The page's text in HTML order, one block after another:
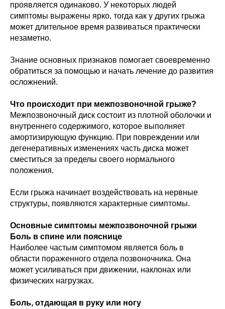
проявляется одинаково. У некоторых людей
симптомы выражены ярко, тогда как у других грыжа
может длительное время развиваться практически
незаметно.
Знание основных признаков помогает своевременно
обратиться за помощью и начать лечение до развития
осложнений.
Что происходит при межпозвоночной грыже?
Межпозвоночный диск состоит из плотной оболочки и
внутреннего содержимого, которое выполняет
амортизирующую функцию. При повреждении или
дегенеративных изменениях часть диска может
сместиться за пределы своего нормального
положения.
Если грыжа начинает воздействовать на нервные
структуры, появляются характерные симптомы.
Основные симптомы межпозвоночной грыжи
Боль в спине или пояснице
Наиболее частым симптомом является боль в
области пораженного отдела позвоночника. Она
может усиливаться при движении, наклонах или
физических нагрузках.
Боль, отдающая в руку или ногу